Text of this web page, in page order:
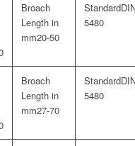
20-50
5480
27-70
5480